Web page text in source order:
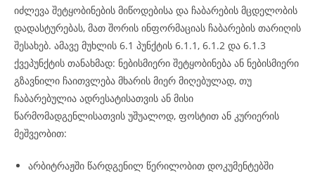
იძლევა შეტყობინების მიწოდებისა და ჩაბარების მცდელობის
დადასტურებას, მათ შორის ინფორმაციას ჩაბარების თარიღის
შესახებ. ამავე მუხლის 6.1 პუნქტის 6.1.1, 6.1.2 და 6.1.3
ქვეპუნქტის თანახმად: ნებისმიერი შეტყობინება ან ნებისმიერი
გზავნილი ჩაითვლება მხარის მიერ მიღებულად, თუ
ჩაბარებულია ადრესატისათვის ან მისი
წარმომადგენლისათვის უშუალოდ, ფოსტით ან კურიერის
მეშვეობით:
არბიტრაჟში წარდგენილ წერილობით დოკუმენტებში